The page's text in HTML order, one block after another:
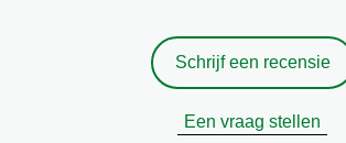
Schrijf een recensie
Een vraag stellen